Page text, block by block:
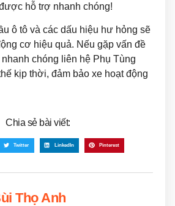
hỗ trợ nhanh chóng!
ô tô và các dấu hiệu hư hỏng sẽ
cơ hiệu quả. Nếu gặp vấn đề
chóng liên hệ Phụ Tùng
kịp thời, đảm bảo xe hoạt động
Chia sẻ bài viết:
Twitter LinkedIn Pinterest
Thọ Anh